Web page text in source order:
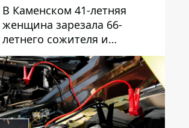
В Каменском 41-летняя
женщина зарезала 66-
летнего сожителя и
пыталась обмануть
полицейских